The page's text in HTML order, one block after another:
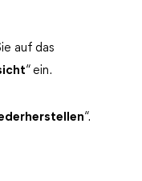
auf das
“ ein.
“.